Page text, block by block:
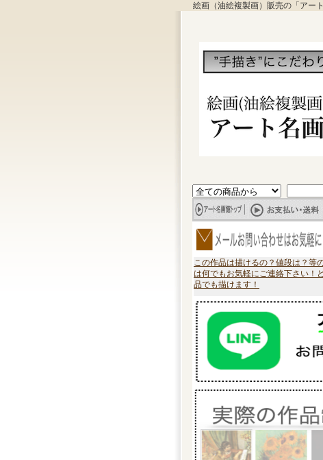
絵画（油絵複製画）販売の「アー
この作品は描けるの？値段は？等
は何でもお気軽にご連絡下さい！
品でも描けます！